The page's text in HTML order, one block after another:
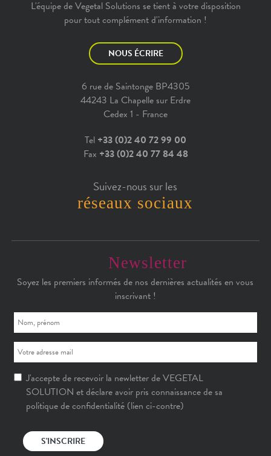
L'équipe de Vegetal Solutions se tient à votre disposition
pour tout complément d'information !
NOUS ÉCRIRE
6 rue de Saintonge BP4305
44243 La Chapelle sur Erdre
Cedex 1 - France
Tel +33 (0)2 40 72 99 00
Fax +33 (0)2 40 77 84 48
Suivez-nous sur les
réseaux sociaux
Newsletter
Soyez les premiers informés de nos dernières actualités en vous
inscrivant !
J'accepte de recevoir la newletter de VEGETAL
SOLUTION et déclare avoir pris connaissance de sa
politique de confidentialité (lien ci-contre)